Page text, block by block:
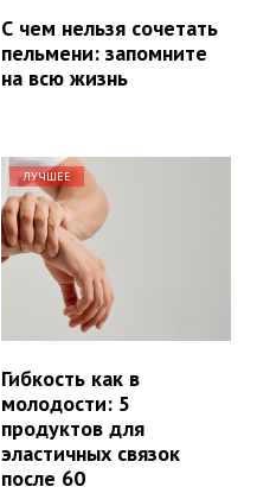
С чем нельзя сочетать
пельмени: запомните
на всю жизнь
ЛУЧШЕЕ
Гибкость как в
молодости: 5
продуктов для
эластичных связок
после 60